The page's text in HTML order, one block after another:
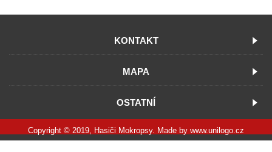
KONTAKT
MAPA
OSTATNÍ
Copyright © 2019, Hasiči Mokropsy. Made by www.unilogo.cz